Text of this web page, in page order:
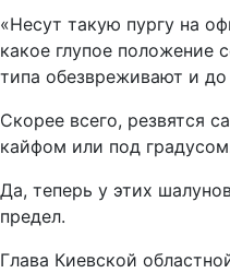
«Несут такую пургу на
какое глупое положение
типа обезвреживают и до
Скорее всего, резвятся
кайфом или под
Да, теперь у этих
предел.
Глава Киевской